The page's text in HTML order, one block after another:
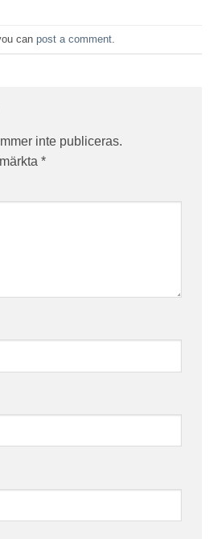
can post a comment
inte publiceras.
*